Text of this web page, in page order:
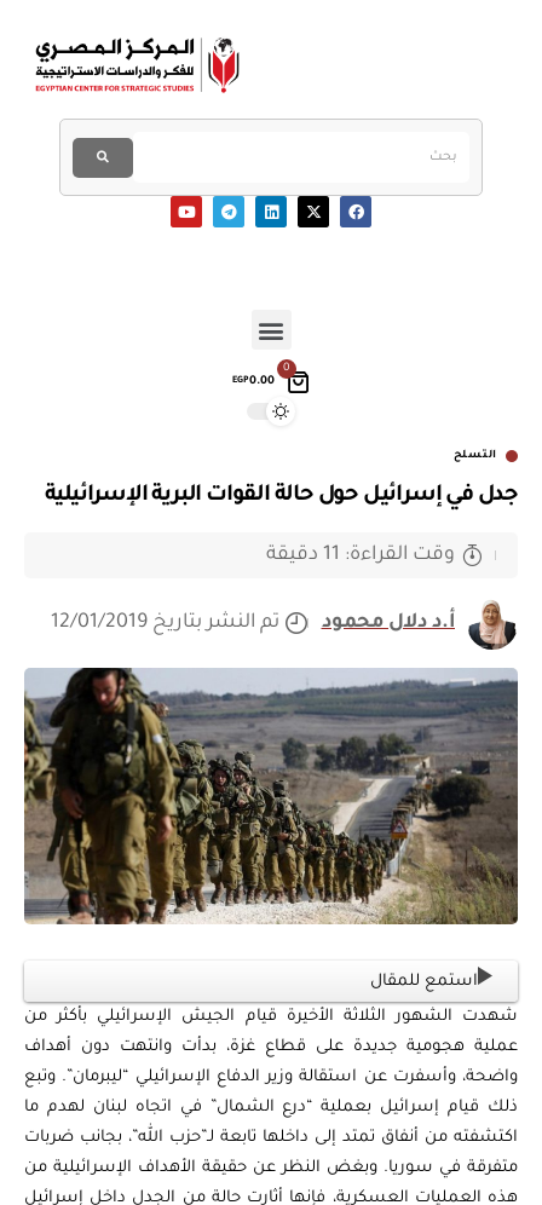
0
EGP0.00
التسلح
جدل في إسرائيل حول حالة القوات البرية الإسرائيلية
أ.د دلال محمود تم النشر بتاريخ 12/01/2019
وقت القراءة: 11 دقيقة
استمع للمقال
شهدت الشهور الثلاثة الأخيرة قيام الجيش الإسرائيلي بأكثر من
عملية هجومية جديدة على قطاع غزة، بدأت وانتهت دون أهداف
واضحة، وأسفرت عن استقالة وزير الدفاع الإسرائيلي “ليبرمان”. وتبع
ذلك قيام إسرائيل بعملية “درع الشمال” في اتجاه لبنان لهدم ما
اكتشفته من أنفاق تمتد إلى داخلها تابعة لـ”حزب الله”، بجانب ضربات
متفرقة في سوريا. وبغض النظر عن حقيقة الأهداف الإسرائيلية من
هذه العمليات العسكرية، فإنها أثارت حالة من الجدل داخل إسرائيل